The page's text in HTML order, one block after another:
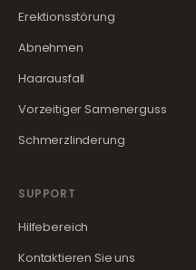
Erektionsstörung
Abnehmen
Haarausfall
Vorzeitiger Samenerguss
Schmerzlinderung
SUPPORT
Hilfebereich
Kontaktieren Sie uns